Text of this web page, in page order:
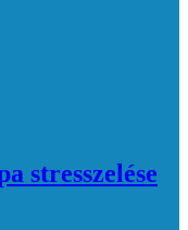
stresszelése